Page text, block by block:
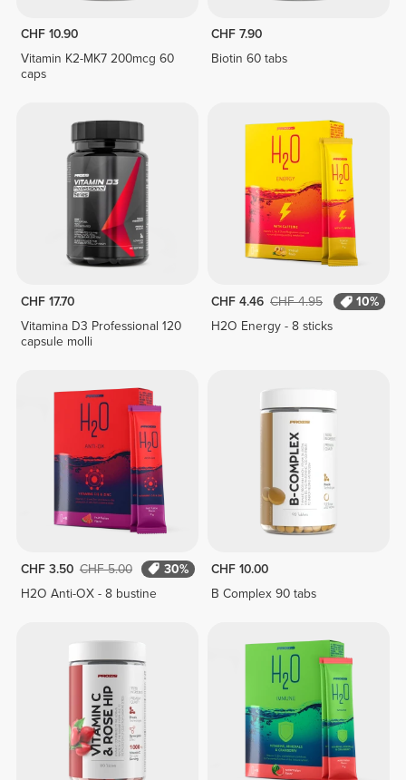
CHF 10.90
Vitamin K2-MK7 200mcg 60
caps
CHF 7.90
Biotin 60 tabs
CHF 17.70
Vitamina D3 Professional 120
capsule molli
CHF 4.46 CHF 4.95
10%
H2O Energy - 8 sticks
CHF 3.50 CHF 5.00
30%
H2O Anti-OX - 8 bustine
CHF 10.00
B Complex 90 tabs